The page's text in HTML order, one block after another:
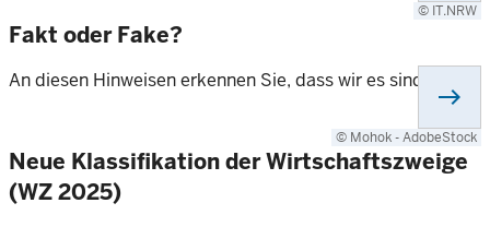
© IT.NRW
Fakt oder Fake?
An diesen Hinweisen erkennen Sie, dass wir es sind.
© Mohok - AdobeStock
east
Neue Klassifikation der Wirtschaftszweige
(WZ 2025)